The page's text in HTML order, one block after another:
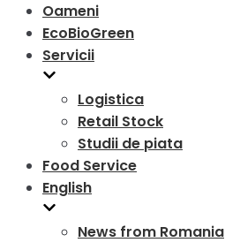
Oameni
EcoBioGreen
Servicii
Logistica
Retail Stock
Studii de piata
Food Service
English
News from Romania